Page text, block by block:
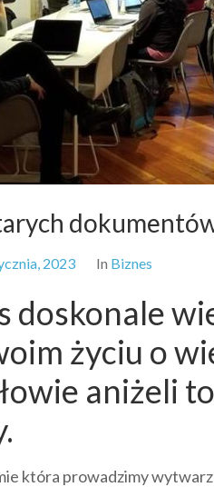
2023 In Biznes
doskonale
życiu o
aniżeli
która prowadzimy